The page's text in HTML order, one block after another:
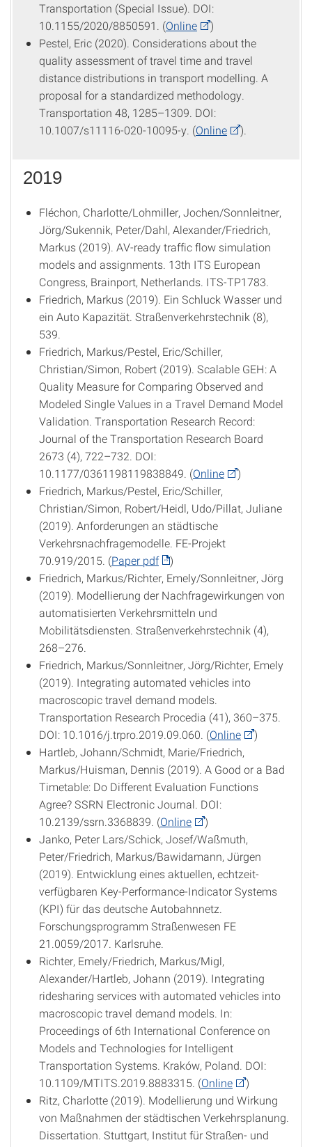
Transportation (Special Issue). DOI:
10.1155/2020/8850591. (Online
)
Pestel, Eric (2020). Considerations about the
quality assessment of travel time and travel
distance distributions in transport modelling. A
proposal for a standardized methodology.
Transportation 48, 1285–1309. DOI:
10.1007/s11116-020-10095-y. (Online ).
2019
Fléchon, Charlotte/Lohmiller, Jochen/Sonnleitner,
Jörg/Sukennik, Peter/Dahl, Alexander/Friedrich,
Markus (2019). AV-ready traffic flow simulation
models and assignments. 13th ITS European
Congress, Brainport, Netherlands. ITS-TP1783.
Friedrich, Markus (2019). Ein Schluck Wasser und
ein Auto Kapazität. Straßenverkehrstechnik (8),
539.
Friedrich, Markus/Pestel, Eric/Schiller,
Christian/Simon, Robert (2019). Scalable GEH: A
Quality Measure for Comparing Observed and
Modeled Single Values in a Travel Demand Model
Validation. Transportation Research Record:
Journal of the Transportation Research Board
2673 (4), 722–732. DOI:
10.1177/0361198119838849. (Online
)
Friedrich, Markus/Pestel, Eric/Schiller,
Christian/Simon, Robert/Heidl, Udo/Pillat, Juliane
(2019). Anforderungen an städtische
Verkehrsnachfragemodelle. FE-Projekt
70.919/2015. (Paper pdf
)
Friedrich, Markus/Richter, Emely/Sonnleitner, Jörg
(2019). Modellierung der Nachfragewirkungen von
automatisierten Verkehrsmitteln und
Mobilitätsdiensten. Straßenverkehrstechnik (4),
268–276.
Friedrich, Markus/Sonnleitner, Jörg/Richter, Emely
(2019). Integrating automated vehicles into
macroscopic travel demand models.
Transportation Research Procedia (41), 360–375.
DOI: 10.1016/j.trpro.2019.09.060. (Online
)
Hartleb, Johann/Schmidt, Marie/Friedrich,
Markus/Huisman, Dennis (2019). A Good or a Bad
Timetable: Do Different Evaluation Functions
Agree? SSRN Electronic Journal. DOI:
10.2139/ssrn.3368839. (Online
)
Janko, Peter Lars/Schick, Josef/Waßmuth,
Peter/Friedrich, Markus/Bawidamann, Jürgen
(2019). Entwicklung eines aktuellen, echtzeit-
verfügbaren Key-Performance-Indicator Systems
(KPI) für das deutsche Autobahnnetz.
Forschungsprogramm Straßenwesen FE
21.0059/2017. Karlsruhe.
Richter, Emely/Friedrich, Markus/Migl,
Alexander/Hartleb, Johann (2019). Integrating
ridesharing services with automated vehicles into
macroscopic travel demand models. In:
Proceedings of 6th International Conference on
Models and Technologies for Intelligent
Transportation Systems. Kraków, Poland. DOI:
10.1109/MTITS.2019.8883315. (Online
)
Ritz, Charlotte (2019). Modellierung und Wirkung
von Maßnahmen der städtischen Verkehrsplanung.
Dissertation. Stuttgart, Institut für Straßen- und